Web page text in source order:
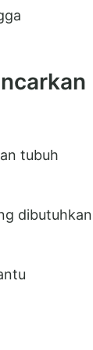
tubuh
dibutuhkan